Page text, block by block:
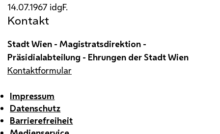
14.07.1967 idgF.
Kontakt
Stadt Wien - Magistratsdirektion -
Präsidialabteilung - Ehrungen der Stadt Wien
Kontaktformular
Impressum
Datenschutz
Barrierefreiheit